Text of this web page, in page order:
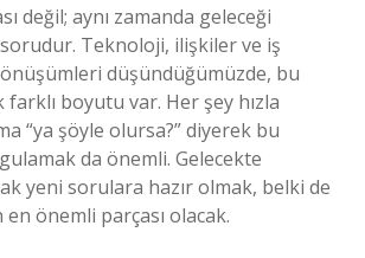
değil; aynı zamanda geleceği
Teknoloji, ilişkiler ve iş
düşündüğümüzde, bu
boyutu var. Her şey hızla
“ya şöyle olursa?” diyerek bu
da önemli. Gelecekte
yeni sorulara hazır olmak, belki de
önemli parçası olacak.